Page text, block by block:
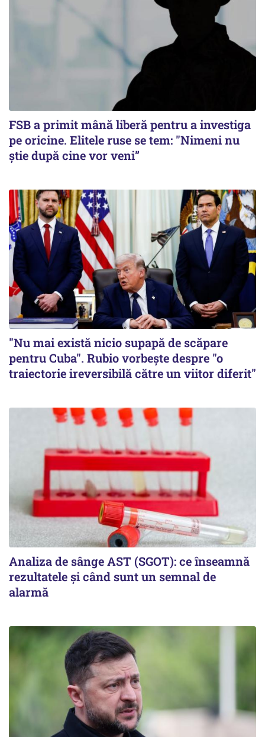
FSB a primit mână liberă pentru a investiga
pe oricine. Elitele ruse se tem: "Nimeni nu
știe după cine vor veni”
"Nu mai există nicio supapă de scăpare
pentru Cuba". Rubio vorbește despre "o
traiectorie ireversibilă către un viitor diferit"
Analiza de sânge AST (SGOT): ce înseamnă
rezultatele și când sunt un semnal de
alarmă